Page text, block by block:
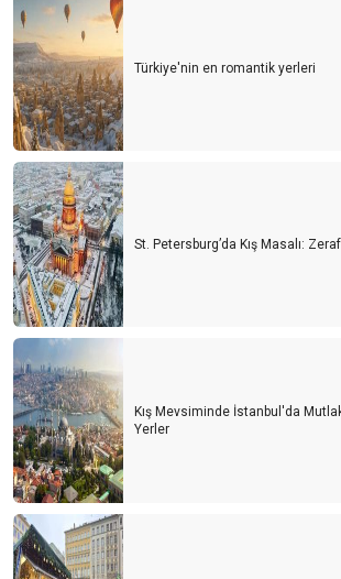
Türkiye'nin en romantik yerleri
St. Petersburg’da Kış Masalı:
Kış Mevsiminde İstanbul'da
Yerler